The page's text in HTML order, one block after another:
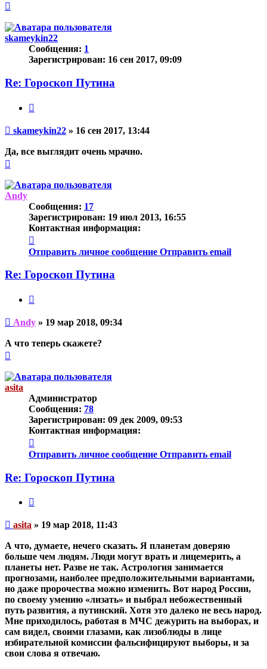
началу
skameykin22
Сообщения: 1
Зарегистрирован: 16 сен 2017, 09:09
Re: Гороскоп Путина
Непрочитанное
сообщение
skameykin22 » 16 сен 2017, 13:44
Да, все выглядит очень мрачно.
началу
Andy
Сообщения: 17
Зарегистрирован: 19 июл 2013, 16:55
Контактная информация:
информация
пользователя
Отправить личное сообщение Отправить email
Re: Гороскоп Путина
Непрочитанное
сообщение
Andy » 19 мар 2018, 09:34
А что теперь скажете?
началу
asita
Администратор
Сообщения: 78
Зарегистрирован: 09 дек 2009, 09:53
Контактная информация:
информация
пользователя
Отправить личное сообщение Отправить email
Re: Гороскоп Путина
Непрочитанное
asita » 19 мар 2018, 11:43
А что, думаете, нечего сказать. Я планетам доверяю
больше чем людям. Люди могут врать и лицемерить, а
планеты нет. Разве не так. Астрология занимается
прогнозами, наиболее предположительными вариантами,
но даже пророчества можно изменить. Вот народ России,
по своему умению «лизать» и выбрал небожественный
путь развития, а путинский. Хотя это далеко не весь народ.
Мне приходилось, работая в МЧС дежурить на выборах, и
сам видел, своими глазами, как лизоблюды в лице
избирательной комиссии фальсифицируют выборы, и за
свои слова я отвечаю.